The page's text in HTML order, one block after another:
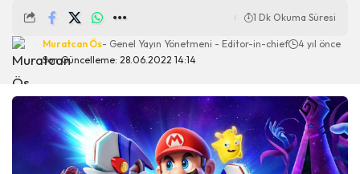
Son Güncelleme: 28.06.2022 14:14
Muratcan Ös- Genel Yayın Yönetmeni - Editor-in-chief 4 yıl önce
1 Dk Okuma Süresi